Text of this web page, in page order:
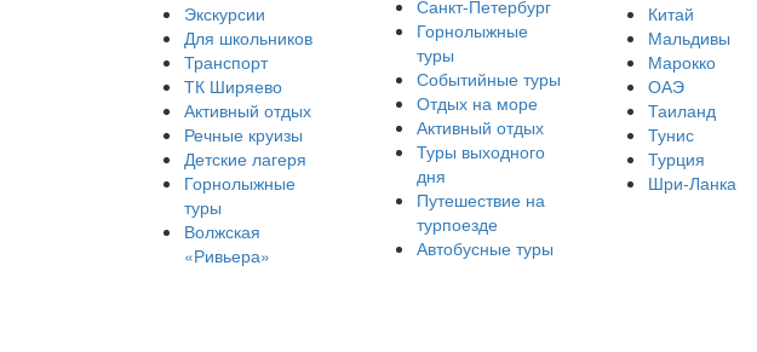
Экскурсии
Для школьников
Транспорт
ТК Ширяево
Активный отдых
Речные круизы
Детские лагеря
Горнолыжные
туры
Волжская
«Ривьера»
Санкт-Петербург
Горнолыжные
туры
Событийные туры
Отдых на море
Активный отдых
Туры выходного
дня
Путешествие на
турпоезде
Автобусные туры
Китай
Мальдивы
Марокко
ОАЭ
Таиланд
Тунис
Турция
Шри-Ланка